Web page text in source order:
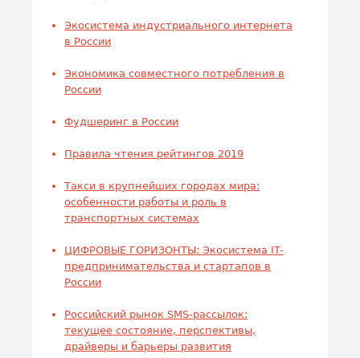
Экосистема индустриального интернета
в России
Экономика совместного потребления в
России
Фудшеринг в России
Правила чтения рейтингов 2019
Такси в крупнейших городах мира:
особенности работы и роль в
транспортных системах
ЦИФРОВЫЕ ГОРИЗОНТЫ: Экосистема IT-
предпринимательства и стартапов в
России
Российский рынок SMS-рассылок:
текущее состояние, перспективы,
драйверы и барьеры развития